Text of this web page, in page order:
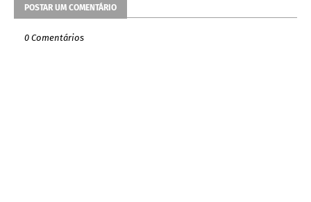
POSTAR UM COMENTÁRIO
0 Comentários